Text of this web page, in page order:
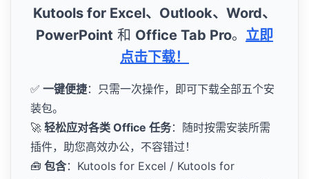
Kutools for Excel、Outlook、Word、
PowerPoint 和 Office Tab Pro。 立即
点击下载！
✅ 一键便捷：只需一次操作，即可下载全部五个安
装包。
🚀 轻松应对各类 Office 任务：随时按需安装所需
插件，助您高效办公，不容错过！
🧰 包含：Kutools for Excel / Kutools for